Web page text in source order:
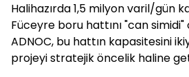
Halihazırda 1,5 milyon varil/gün
Füceyre boru hattını "can
ADNOC, bu hattın kapasitesini
projeyi stratejik öncelik haline